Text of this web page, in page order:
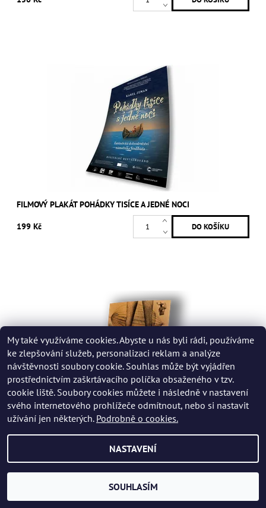
FILMOVÝ PLAKÁT POHÁDKY TISÍCE A JEDNÉ NOCI
199 Kč
My také využíváme cookies. Abyste u nás byli rádi, používáme
ke zlepšování služeb, personalizaci reklam a analýze
návštěvnosti soubory cookie. Souhlas může být vyjádřen
prostřednictvím zaškrtávacího políčka obsaženého v tzv.
cookie liště. Soubory cookies můžete i následně v nastavení
svého internetového prohlížeče odmítnout, nebo si nastavit
užívání jen některých. Podrobně o cookies.
NASTAVENÍ
SOUHLASÍM